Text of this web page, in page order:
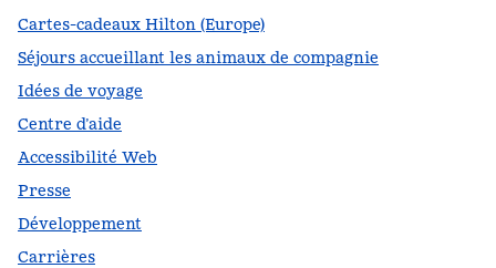
Cartes-cadeaux Hilton (Europe)
Séjours accueillant les animaux de compagnie
Idées de voyage
Centre d’aide
Accessibilité Web
Presse
Développement
Carrières